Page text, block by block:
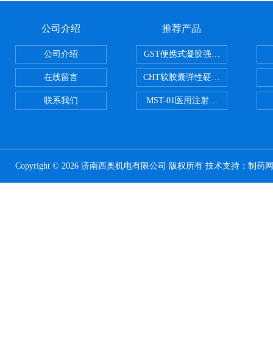
公司介绍
公司介绍
在线留言
联系我们
推荐产品
GST便携式凝胶强度测定仪
CHT软胶囊弹性硬度测试仪
MST-01医用注射器测试仪
Copyright © 2026 济南西奥机电有限公司 版权所有 技术支持： 制药网